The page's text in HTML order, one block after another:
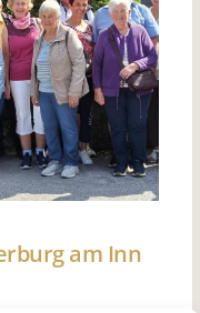
am Inn